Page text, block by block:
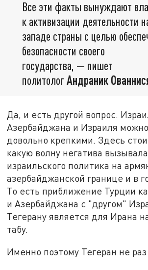
Все эти факты вынуждают
к активизации деятельности
западе страны с целью
безопасности своего
государства, — пишет
политолог Андраник
Да, и есть другой вопрос.
Азербайджана и Израиля
довольно крепкими. Здесь
какую волну негатива
израильского политика на
азербайджанской границе и в
То есть приближение Турции
и Азербайджана с "другом"
Тегерану является для Ирана
табу.
Именно поэтому Тегеран не